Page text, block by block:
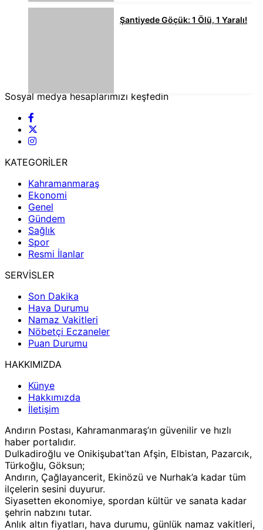
Şantiyede Göçük: 1 Ölü, 1 Yaralı!
Sosyal medya hesaplarımızı keşfedin
KATEGORİLER
Kahramanmaraş
Ekonomi
Genel
Gündem
Sağlık
Spor
Resmi İlanlar
SERVİSLER
Son Dakika
Hava Durumu
Namaz Vakitleri
Nöbetçi Eczaneler
Puan Durumu
HAKKIMIZDA
Künye
Hakkımızda
İletişim
Andırın Postası, Kahramanmaraş’ın güvenilir ve hızlı
haber portalıdır.
Dulkadiroğlu ve Onikişubat’tan Afşin, Elbistan, Pazarcık,
Türkoğlu, Göksun;
Andırın, Çağlayancerit, Ekinözü ve Nurhak’a kadar tüm
ilçelerin sesini duyurur.
Siyasetten ekonomiye, spordan kültür ve sanata kadar
şehrin nabzını tutar.
Anlık altın fiyatları, hava durumu, günlük namaz vakitleri,